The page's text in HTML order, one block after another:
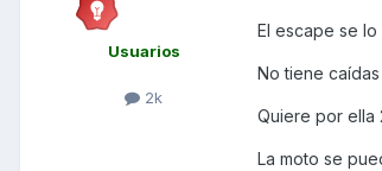
Usuarios
2k
El escape se
No tiene
Quiere por ella
La moto se